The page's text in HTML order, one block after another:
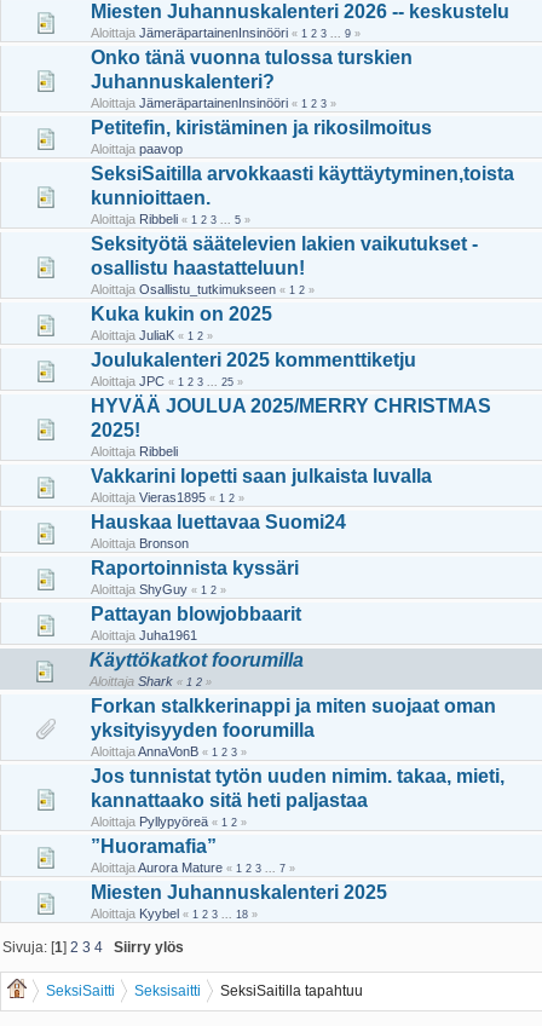
Miesten Juhannuskalenteri 2026 -- keskustelu
Aloittaja JämeräpartainenInsinööri « 1 2 3 ... 9 »
Onko tänä vuonna tulossa turskien
Juhannuskalenteri?
Aloittaja JämeräpartainenInsinööri « 1 2 3 »
Petitefin, kiristäminen ja rikosilmoitus
Aloittaja paavop
SeksiSaitilla arvokkaasti käyttäytyminen,toista
kunnioittaen.
Aloittaja Ribbeli « 1 2 3 ... 5 »
Seksityötä säätelevien lakien vaikutukset -
osallistu haastatteluun!
Aloittaja Osallistu_tutkimukseen « 1 2 »
Kuka kukin on 2025
Aloittaja JuliaK « 1 2 »
Joulukalenteri 2025 kommenttiketju
Aloittaja JPC « 1 2 3 ... 25 »
HYVÄÄ JOULUA 2025/MERRY CHRISTMAS
2025!
Aloittaja Ribbeli
Vakkarini lopetti saan julkaista luvalla
Aloittaja Vieras1895 « 1 2 »
Hauskaa luettavaa Suomi24
Aloittaja Bronson
Raportoinnista kyssäri
Aloittaja ShyGuy « 1 2 »
Pattayan blowjobbaarit
Aloittaja Juha1961
Käyttökatkot foorumilla
Aloittaja Shark « 1 2 »
Forkan stalkkerinappi ja miten suojaat oman
yksityisyyden foorumilla
AloittajaAnnaVonB « 1 2 3 »
Jos tunnistat tytön uuden nimim. takaa, mieti,
kannattaako sitä heti paljastaa
Aloittaja Pyllypyöreä « 1 2 »
”Huoramafia”
AloittajaAurora Mature « 1 2 3 ... 7 »
Miesten Juhannuskalenteri 2025
Aloittaja Kyybel « 1 2 3 ... 18 »
Sivuja: [1]2 3 4 Siirry ylös
SeksiSaitti Seksisaitti SeksiSaitilla tapahtuu